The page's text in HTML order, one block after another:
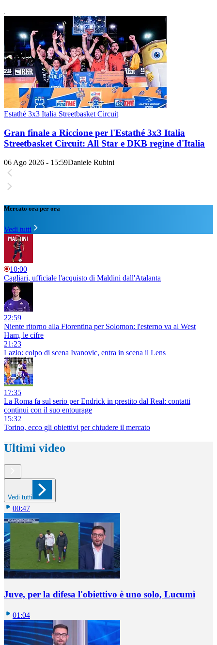
Estathé 3x3 Italia Streetbasket Circuit
Gran finale a Riccione per l'Estathé 3x3 Italia
Streetbasket Circuit: All Star e DKB regine d'Italia
06 Ago 2026 - 15:59Daniele Rubini
Mercato ora per ora
Vedi tutti
10:00
Cagliari, ufficiale l'acquisto di Maldini dall'Atalanta
22:59
Niente ritorno alla Fiorentina per Solomon: l'esterno va al West
Ham, le cifre
21:23
Lazio: colpo di scena Ivanovic, entra in scena il Lens
17:35
La Roma fa sul serio per Endrick in prestito dal Real: contatti
continui con il suo entourage
15:32
Torino, ecco gli obiettivi per chiudere il mercato
Ultimi video
Vedi tutti
00:47
Juve, per la difesa l'obiettivo è uno solo, Lucumì
01:04